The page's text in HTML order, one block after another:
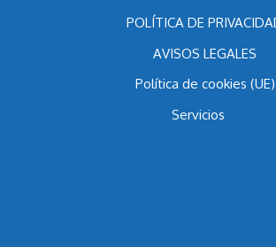
Contacto
POLÍTICA DE PRIVACIDAD
AVISOS LEGALES
Política de cookies (UE)